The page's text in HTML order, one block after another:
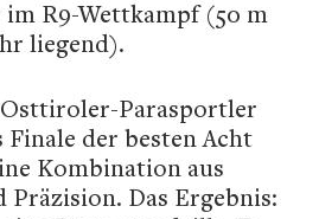
R9-Wettkampf (50 m
liegend).
Parasportler
Finale der besten Acht
Kombination aus
Präzision. Das Ergebnis: